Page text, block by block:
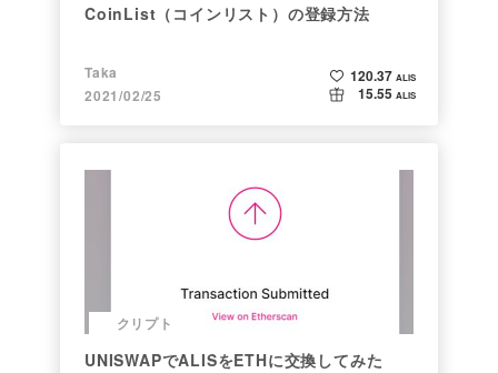
CoinList（コインリスト）の登録方法
Taka
2021/02/25
120.37 ALIS
15.55 ALIS
クリプト
UNISWAPでALISをETHに交換してみた